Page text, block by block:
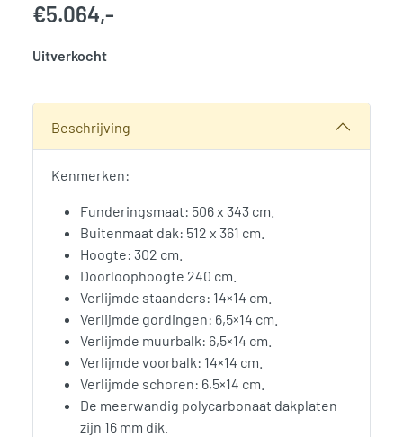
€5.064,-
Uitverkocht
Beschrijving
Kenmerken:
Funderingsmaat: 506 x 343 cm.
Buitenmaat dak: 512 x 361 cm.
Hoogte: 302 cm.
Doorloophoogte 240 cm.
Verlijmde staanders: 14×14 cm.
Verlijmde gordingen: 6,5×14 cm.
Verlijmde muurbalk: 6,5×14 cm.
Verlijmde voorbalk: 14×14 cm.
Verlijmde schoren: 6,5×14 cm.
De meerwandig polycarbonaat dakplaten
zijn 16 mm dik.